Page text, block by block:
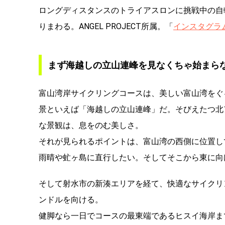
ロングディスタンスのトライアスロンに挑戦中の
りまわる。ANGEL PROJECT所属。「インスタグラ
まず海越しの立山連峰を見なくちゃ始まら
富山湾岸サイクリングコースは、美しい富山湾を
景といえば「海越しの立山連峰」だ。そびえたつ
な景観は、息をのむ美しさ。
それが見られるポイントは、富山湾の西側に位置
雨晴や虻ヶ島に直行したい。そしてそこから東に
そして射水市の新湊エリアを経て、快適なサイク
ンドルを向ける。
健脚なら一日でコースの最東端であるヒスイ海岸